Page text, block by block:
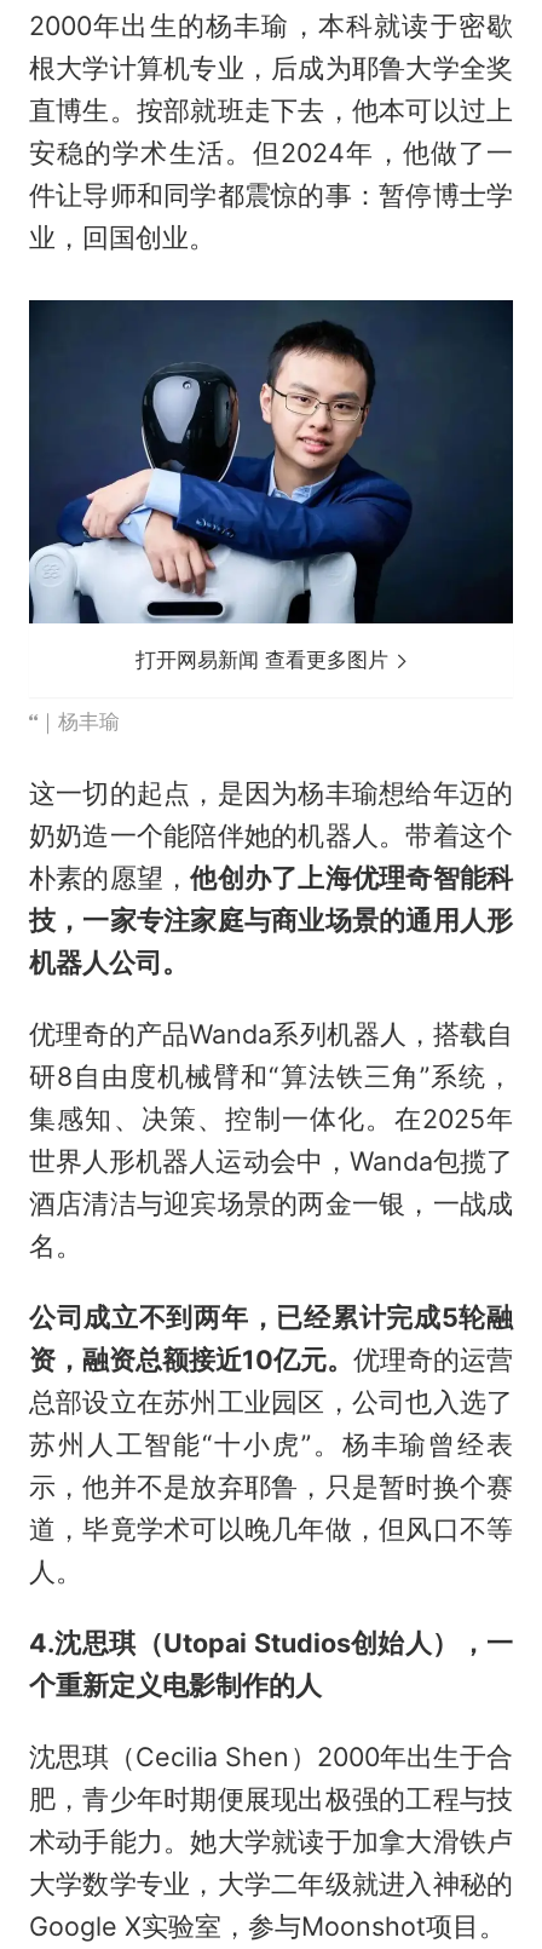
2000年出生的杨丰瑜，本科就读于密歇
根大学计算机专业，后成为耶鲁大学全奖
直博生。按部就班走下去，他本可以过上
安稳的学术生活。但2024年，他做了一
件让导师和同学都震惊的事：暂停博士学
业，回国创业。
打开网易新闻 查看更多图片
｜杨丰瑜
这一切的起点，是因为杨丰瑜想给年迈的
奶奶造一个能陪伴她的机器人。带着这个
朴素的愿望，他创办了上海优理奇智能科
技，一家专注家庭与商业场景的通用人形
机器人公司。
优理奇的产品Wanda系列机器人，搭载自
研8自由度机械臂和“算法铁三角”系统，
集感知、决策、控制一体化。在2025年
世界人形机器人运动会中，Wanda包揽了
酒店清洁与迎宾场景的两金一银，一战成
名。
公司成立不到两年，已经累计完成5轮融
资，融资总额接近10亿元。优理奇的运营
总部设立在苏州工业园区，公司也入选了
苏州人工智能“十小虎”。杨丰瑜曾经表
示，他并不是放弃耶鲁，只是暂时换个赛
道，毕竟学术可以晚几年做，但风口不等
人。
4.沈思琪（Utopai Studios创始人），一
个重新定义电影制作的人
沈思琪（Cecilia Shen）2000年出生于合
肥，青少年时期便展现出极强的工程与技
术动手能力。她大学就读于加拿大滑铁卢
大学数学专业，大学二年级就进入神秘的
Google X实验室，参与Moonshot项目。